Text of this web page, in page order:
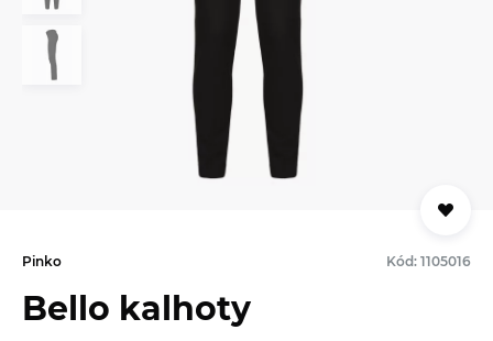
Pinko Kód: 1105016
Bello kalhoty